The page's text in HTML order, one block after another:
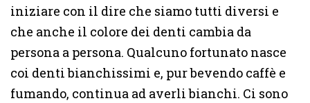
iniziare con il dire che siamo tutti diversi e
che anche il colore dei denti cambia da
persona a persona. Qualcuno fortunato nasce
coi denti bianchissimi e, pur bevendo caffè e
fumando, continua ad averli bianchi. Ci sono